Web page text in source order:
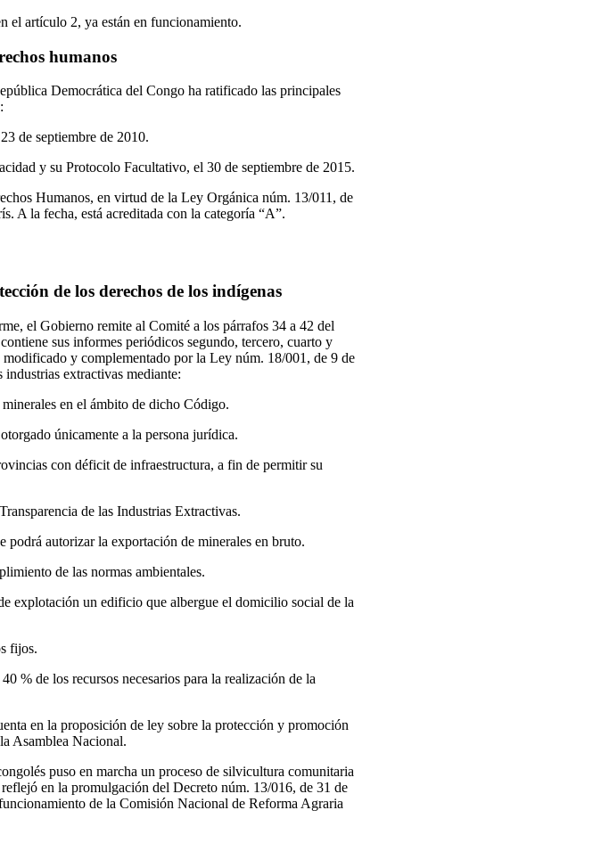
el artículo 2, ya están en funcionamiento.
humanos
Democrática del Congo ha ratificado las principales
de septiembre de 2010.
y su Protocolo Facultativo, el 30 de septiembre de 2015.
Humanos, en virtud de la Ley Orgánica núm. 13/011, de
A la fecha, está acreditada con la categoría “A”.
de los derechos de los indígenas
el Gobierno remite al Comité a los párrafos 34 a 42 del
sus informes periódicos segundo, tercero, cuarto y
y complementado por la Ley núm. 18/001, de 9 de
extractivas mediante:
en el ámbito de dicho Código.
únicamente a la persona jurídica.
con déficit de infraestructura, a fin de permitir su
de las Industrias Extractivas.
autorizar la exportación de minerales en bruto.
de las normas ambientales.
explotación un edificio que albergue el domicilio social de la
fijos.
% de los recursos necesarios para la realización de la
en la proposición de ley sobre la protección y promoción
Asamblea Nacional.
puso en marcha un proceso de silvicultura comunitaria
en la promulgación del Decreto núm. 13/016, de 31 de
de la Comisión Nacional de Reforma Agraria